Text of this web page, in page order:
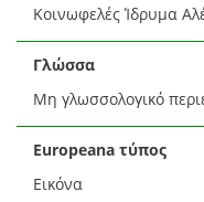
Κοινωφελές Ίδρυμα
Γλώσσα
Μη γλωσσολογικό
Europeana τύπος
Εικόνα